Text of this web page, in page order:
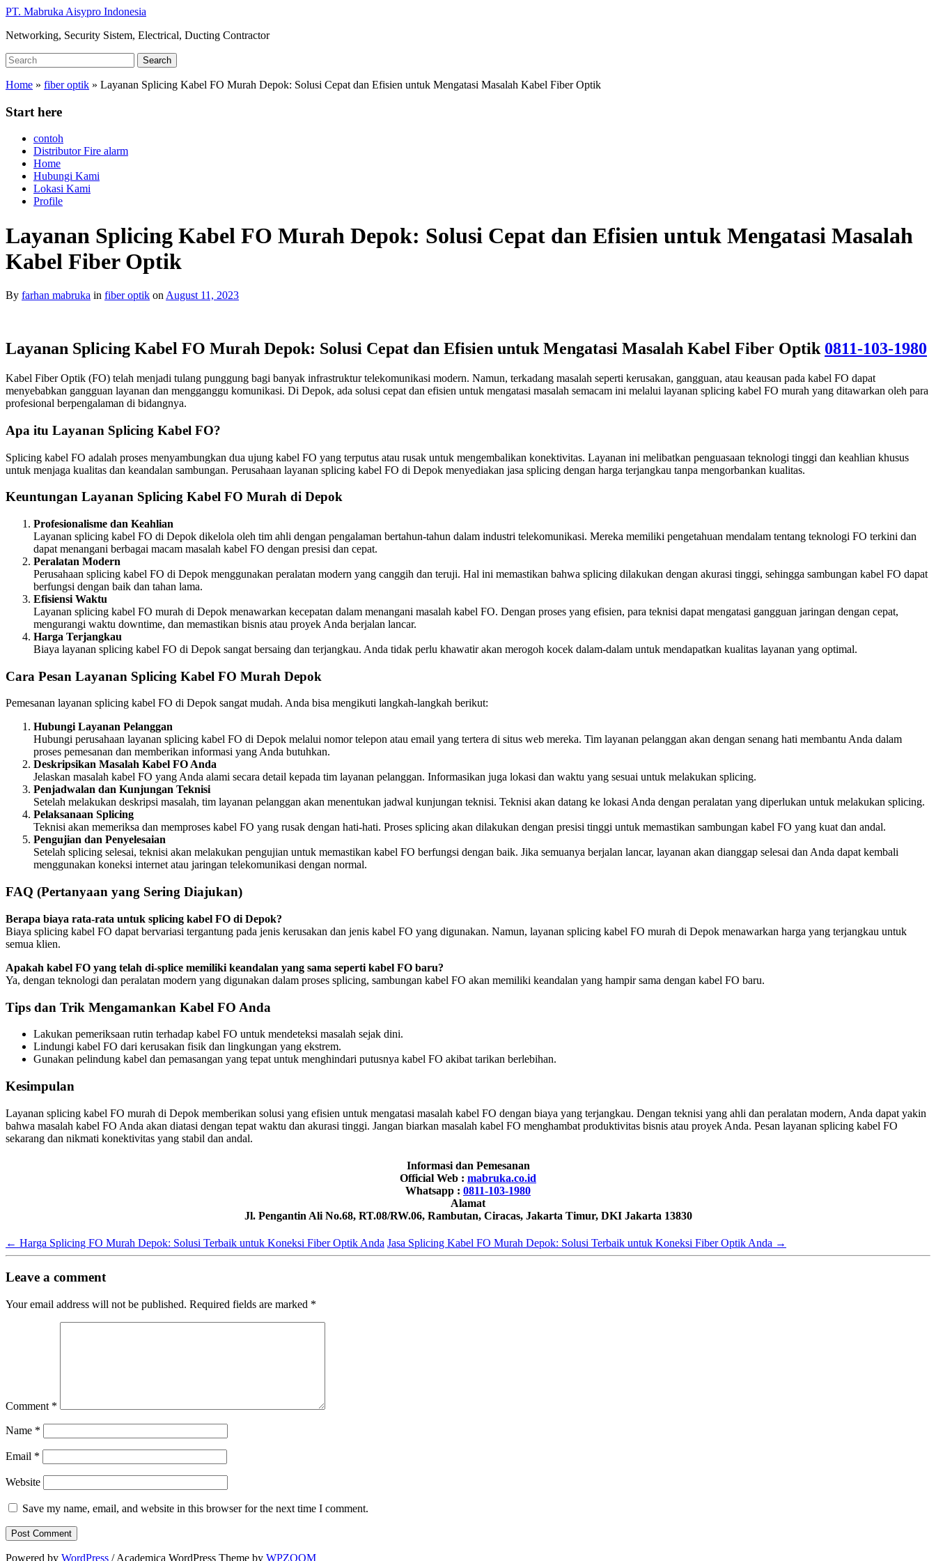
Skip
main
PT. Mabruka Aisypro Indonesia
Networking, Security Sistem, Electrical, Ducting Contractor
Search
for:
Search
Home » fiber optik » Layanan Splicing Kabel FO Murah Depok: Solusi Cepat dan Efisien untuk Mengatasi Masalah Kabel Fiber Optik
Start here
contoh
Distributor Fire alarm
Home
Hubungi Kami
Lokasi Kami
Profile
Layanan Splicing Kabel FO Murah Depok: Solusi Cepat dan Efisien untuk Mengatasi Masalah
Kabel Fiber Optik
By farhan mabruka in fiber optik on August 11, 2023
Layanan Splicing Kabel FO Murah Depok: Solusi Cepat dan Efisien untuk Mengatasi Masalah Kabel Fiber Optik 0811-103-1980
Kabel Fiber Optik (FO) telah menjadi tulang punggung bagi banyak infrastruktur telekomunikasi modern. Namun, terkadang masalah seperti kerusakan, gangguan, atau keausan pada kabel FO dapat
menyebabkan gangguan layanan dan mengganggu komunikasi. Di Depok, ada solusi cepat dan efisien untuk mengatasi masalah semacam ini melalui layanan splicing kabel FO murah yang ditawarkan oleh para
profesional berpengalaman di bidangnya.
Apa itu Layanan Splicing Kabel FO?
Splicing kabel FO adalah proses menyambungkan dua ujung kabel FO yang terputus atau rusak untuk mengembalikan konektivitas. Layanan ini melibatkan penguasaan teknologi tinggi dan keahlian khusus
untuk menjaga kualitas dan keandalan sambungan. Perusahaan layanan splicing kabel FO di Depok menyediakan jasa splicing dengan harga terjangkau tanpa mengorbankan kualitas.
Keuntungan Layanan Splicing Kabel FO Murah di Depok
Profesionalisme dan Keahlian
Layanan splicing kabel FO di Depok dikelola oleh tim ahli dengan pengalaman bertahun-tahun dalam industri telekomunikasi. Mereka memiliki pengetahuan mendalam tentang teknologi FO terkini dan
dapat menangani berbagai macam masalah kabel FO dengan presisi dan cepat.
Peralatan Modern
Perusahaan splicing kabel FO di Depok menggunakan peralatan modern yang canggih dan teruji. Hal ini memastikan bahwa splicing dilakukan dengan akurasi tinggi, sehingga sambungan kabel FO dapat
berfungsi dengan baik dan tahan lama.
Efisiensi Waktu
Layanan splicing kabel FO murah di Depok menawarkan kecepatan dalam menangani masalah kabel FO. Dengan proses yang efisien, para teknisi dapat mengatasi gangguan jaringan dengan cepat,
mengurangi waktu downtime, dan memastikan bisnis atau proyek Anda berjalan lancar.
Harga Terjangkau
Biaya layanan splicing kabel FO di Depok sangat bersaing dan terjangkau. Anda tidak perlu khawatir akan merogoh kocek dalam-dalam untuk mendapatkan kualitas layanan yang optimal.
Cara Pesan Layanan Splicing Kabel FO Murah Depok
Pemesanan layanan splicing kabel FO di Depok sangat mudah. Anda bisa mengikuti langkah-langkah berikut:
Hubungi Layanan Pelanggan
Hubungi perusahaan layanan splicing kabel FO di Depok melalui nomor telepon atau email yang tertera di situs web mereka. Tim layanan pelanggan akan dengan senang hati membantu Anda dalam
proses pemesanan dan memberikan informasi yang Anda butuhkan.
Deskripsikan Masalah Kabel FO Anda
Jelaskan masalah kabel FO yang Anda alami secara detail kepada tim layanan pelanggan. Informasikan juga lokasi dan waktu yang sesuai untuk melakukan splicing.
Penjadwalan dan Kunjungan Teknisi
Setelah melakukan deskripsi masalah, tim layanan pelanggan akan menentukan jadwal kunjungan teknisi. Teknisi akan datang ke lokasi Anda dengan peralatan yang diperlukan untuk melakukan splicing.
Pelaksanaan Splicing
Teknisi akan memeriksa dan memproses kabel FO yang rusak dengan hati-hati. Proses splicing akan dilakukan dengan presisi tinggi untuk memastikan sambungan kabel FO yang kuat dan andal.
Pengujian dan Penyelesaian
Setelah splicing selesai, teknisi akan melakukan pengujian untuk memastikan kabel FO berfungsi dengan baik. Jika semuanya berjalan lancar, layanan akan dianggap selesai dan Anda dapat kembali
menggunakan koneksi internet atau jaringan telekomunikasi dengan normal.
FAQ (Pertanyaan yang Sering Diajukan)
Berapa biaya rata-rata untuk splicing kabel FO di Depok?
Biaya splicing kabel FO dapat bervariasi tergantung pada jenis kerusakan dan jenis kabel FO yang digunakan. Namun, layanan splicing kabel FO murah di Depok menawarkan harga yang terjangkau untuk
semua klien.
Apakah kabel FO yang telah di-splice memiliki keandalan yang sama seperti kabel FO baru?
Ya, dengan teknologi dan peralatan modern yang digunakan dalam proses splicing, sambungan kabel FO akan memiliki keandalan yang hampir sama dengan kabel FO baru.
Tips dan Trik Mengamankan Kabel FO Anda
Lakukan pemeriksaan rutin terhadap kabel FO untuk mendeteksi masalah sejak dini.
Lindungi kabel FO dari kerusakan fisik dan lingkungan yang ekstrem.
Gunakan pelindung kabel dan pemasangan yang tepat untuk menghindari putusnya kabel FO akibat tarikan berlebihan.
Kesimpulan
Layanan splicing kabel FO murah di Depok memberikan solusi yang efisien untuk mengatasi masalah kabel FO dengan biaya yang terjangkau. Dengan teknisi yang ahli dan peralatan modern, Anda dapat yakin
bahwa masalah kabel FO Anda akan diatasi dengan tepat waktu dan akurasi tinggi. Jangan biarkan masalah kabel FO menghambat produktivitas bisnis atau proyek Anda. Pesan layanan splicing kabel FO
sekarang dan nikmati konektivitas yang stabil dan andal.
Informasi dan Pemesanan
Official Web : mabruka.co.id
Whatsapp : 0811-103-1980
Alamat
Jl. Pengantin Ali No.68, RT.08/RW.06, Rambutan, Ciracas, Jakarta Timur, DKI Jakarta 13830
← Harga Splicing FO Murah Depok: Solusi Terbaik untuk Koneksi Fiber Optik Anda Jasa Splicing Kabel FO Murah Depok: Solusi Terbaik untuk Koneksi Fiber Optik Anda →
Leave a comment
Your email address will not be published. Required fields are marked *
Comment *
Name *
Email *
Website
Save my name, email, and website in this browser for the next time I comment.
Powered by WordPress / Academica WordPress Theme by WPZOOM